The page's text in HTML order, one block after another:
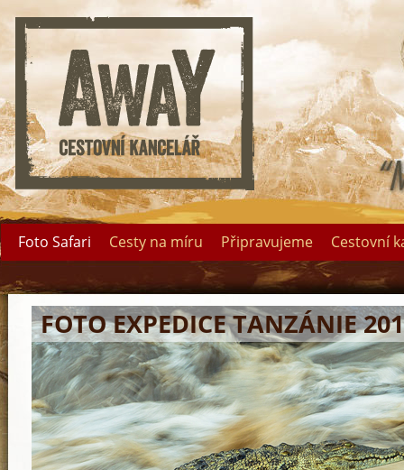
Foto Safari Cesty na míru Připravujeme Cestovní
FOTO EXPEDICE TANZÁNIE